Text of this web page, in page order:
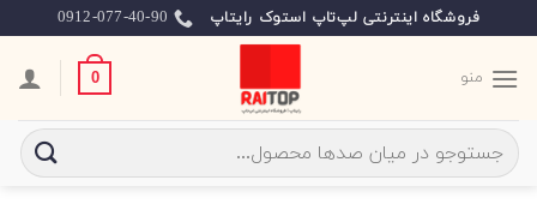
to
content
فروشگاه اینترنتی لپ‌تاپ استوک رایتاپ 0912-077-40-90
منو 0
جستجو
برای: